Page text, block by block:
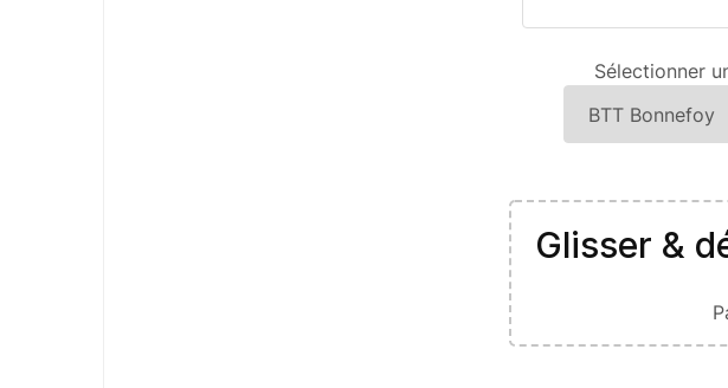
Sélectionner
Glisser &